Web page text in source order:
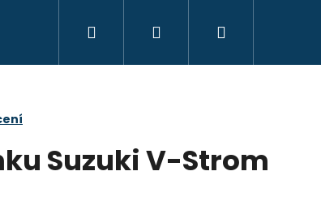
NÁHRADNÍ DÍLY DÁRKOVÝ
Přihlášení
Suzuki V-Strom